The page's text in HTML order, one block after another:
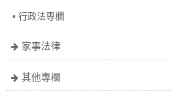
行政法專欄
家事法律
其他專欄